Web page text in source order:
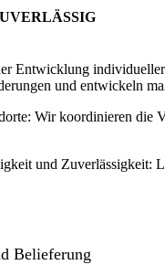
Entwicklung
und entwickeln
Wir koordinieren
und Zuverlässigkeit:
Belieferung